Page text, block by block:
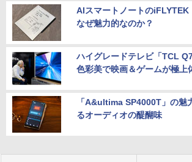
AIスマートノートのiFLYTEK
なぜ魅力的なのか？
ハイグレードテレビ「TCL
色彩美で映画＆ゲームが極上
「A&ultima SP4000T」の魅
るオーディオの醍醐味